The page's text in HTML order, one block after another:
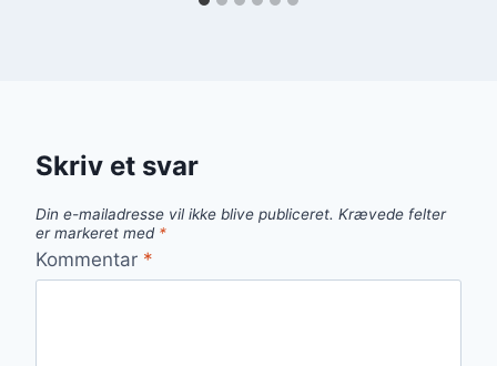
Skriv et svar
Din e-mailadresse vil ikke blive publiceret. Krævede felter
er markeret med *
Kommentar *